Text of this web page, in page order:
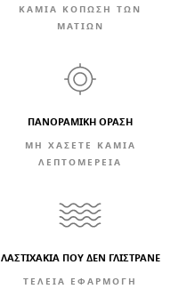
ΚΑΜΊΑ ΚΌΠΩΣΗ ΤΩΝ
ΜΑΤΙΏΝ
ΠΑΝΟΡΑΜΙΚΗ ΟΡΑΣΗ
ΜΗ ΧΑΣΕΤΕ ΚΑΜΙΑ
ΛΕΠΤΟΜΕΡΕΙΑ
ΛΑΣΤΙΧΑΚΙΑ ΠΟΥ ΔΕΝ ΓΛΙΣΤΡΑΝΕ
ΤΕΛΕΙΑ ΕΦΑΡΜΟΓΗ